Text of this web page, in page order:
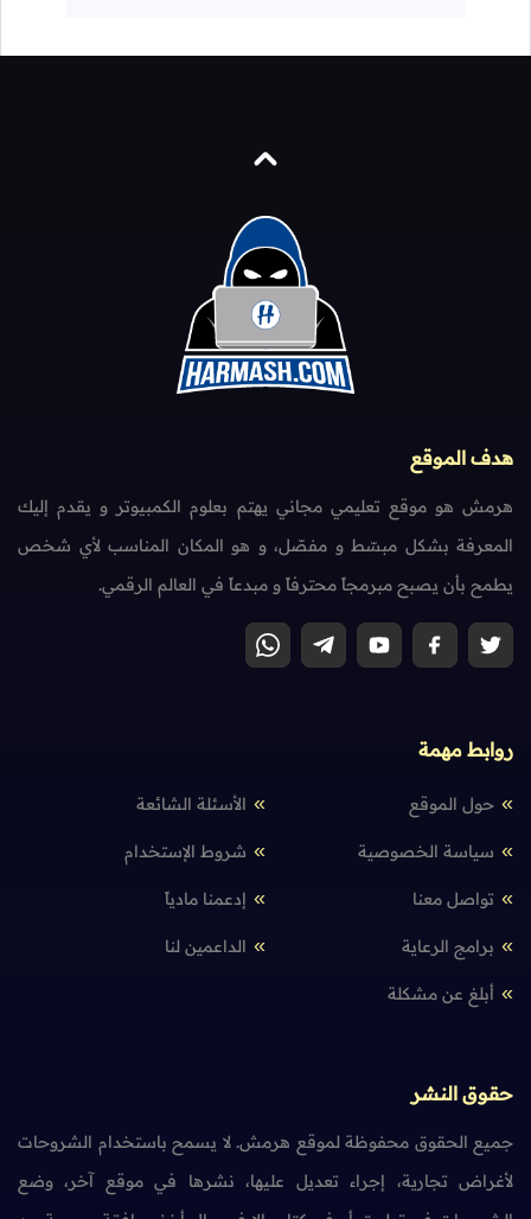
هدف الموقع
هرمش هو موقع تعليمي مجاني يهتم بعلوم الكمبيوتر و يقدم إليك
المعرفة بشكل مبسّط و مفصّل، و هو المكان المناسب لأي شخص
يطمح بأن يصبح مبرمجاً محترفاً و مبدعاً في العالم الرقمي.
روابط مهمة
حول الموقع الأسئلة الشائعة
سياسة الخصوصية شروط الإستخدام
تواصل معنا إدعمنا مادياً
برامج الرعاية الداعمين لنا
أبلغ عن مشكلة
حقوق النشر
جميع الحقوق محفوظة لموقع هرمش. لا يسمح باستخدام الشروحات
لأغراض تجارية، إجراء تعديل عليها، نشرها في موقع آخر، وضع